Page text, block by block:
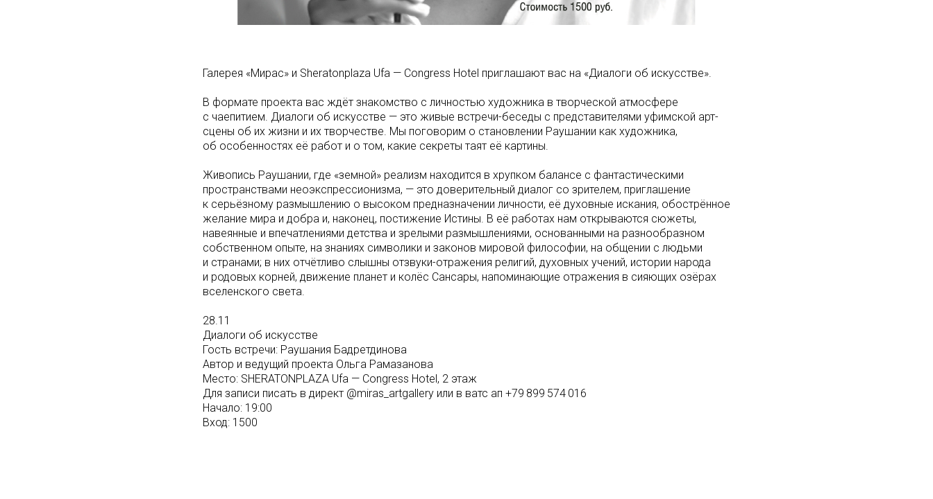
Галерея «Мирас» и Sheratonplaza Ufa — Congress Hotel приглашают вас на «Диалоги об искусстве».
В формате проекта вас ждёт знакомство с личностью художника в творческой атмосфере
с чаепитием. Диалоги об искусстве — это живые встречи-беседы с представителями уфимской арт-
сцены об их жизни и их творчестве. Мы поговорим о становлении Раушании как художника,
об особенностях её работ и о том, какие секреты таят её картины.
Живопись Раушании, где «земной» реализм находится в хрупком балансе с фантастическими
пространствами неоэкспрессионизма, — это доверительный диалог со зрителем, приглашение
к серьёзному размышлению о высоком предназначении личности, её духовные искания, обострённое
желание мира и добра и, наконец, постижение Истины. В её работах нам открываются сюжеты,
навеянные и впечатлениями детства и зрелыми размышлениями, основанными на разнообразном
собственном опыте, на знаниях символики и законов мировой философии, на общении с людьми
и странами; в них отчётливо слышны отзвуки-отражения религий, духовных учений, истории народа
и родовых корней, движение планет и колёс Сансары, напоминающие отражения в сияющих озёрах
вселенского света.
28.11
Диалоги об искусстве
Гость встречи: Раушания Бадретдинова
Автор и ведущий проекта Ольга Рамазанова
Место: SHERATONPLAZA Ufa — Congress Hotel, 2 этаж
Для записи писать в директ @miras_artgallery или в ватс ап +79 899 574 016
Начало: 19:00
Вход: 1500